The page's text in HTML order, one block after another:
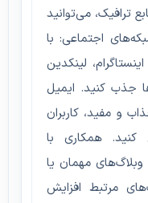
ترافیک، می‌توانید
اجتماعی: با
لینکدین
جذب کنید. ایمیل
و مفید، کاربران
کنید. همکاری با
مهمان یا
مرتبط افزایش